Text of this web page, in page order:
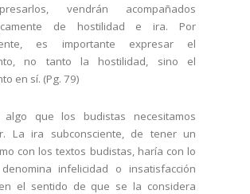
vendrán acompañados
de hostilidad e ira. Por
es importante expresar el
no tanto la hostilidad, sino el
en sí. (Pg. 79)
que los budistas necesitamos
La ira subconsciente, de tener un
con los textos budistas, haría con lo
infelicidad o insatisfacción
el sentido de que se la considera